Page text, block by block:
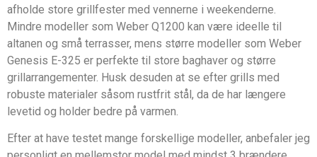
afholde store grillfester med vennerne i weekenderne.
Mindre modeller som Weber Q1200 kan være ideelle til
altanen og små terrasser, mens større modeller som Weber
Genesis E-325 er perfekte til store baghaver og større
grillarrangementer. Husk desuden at se efter grills med
robuste materialer såsom rustfrit stål, da de har længere
levetid og holder bedre på varmen.
Efter at have testet mange forskellige modeller, anbefaler jeg